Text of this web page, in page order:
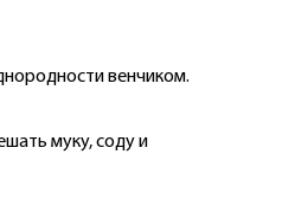
венчиком.
муку, соду и